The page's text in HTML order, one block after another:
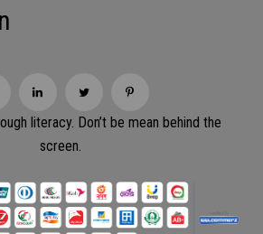
literacy. Don’t be mean behind the
screen.